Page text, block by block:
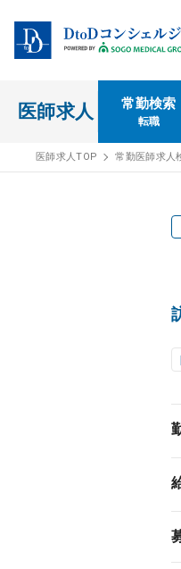
医師求人 常勤検索
転職
医師求人TOP 常勤医師求人